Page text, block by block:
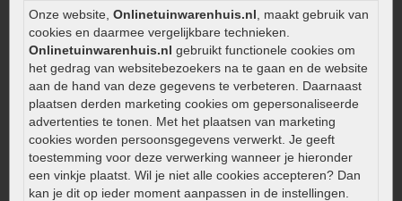
Onze website, Onlinetuinwarenhuis.nl , maakt gebruik van
cookies en daarmee vergelijkbare technieken.
Onlinetuinwarenhuis.nl gebruikt functionele cookies om
het gedrag van websitebezoekers na te gaan en de website
aan de hand van deze gegevens te verbeteren. Daarnaast
plaatsen derden marketing cookies om gepersonaliseerde
advertenties te tonen. Met het plaatsen van marketing
cookies worden persoonsgegevens verwerkt. Je geeft
toestemming voor deze verwerking wanneer je hieronder
een vinkje plaatst. Wil je niet alle cookies accepteren? Dan
kan je dit op ieder moment aanpassen in de instellingen.
Onderhoud van gebakken bestrating
Aanlegtips voor gebakken bestrating
Zelf een terras aanleggen
Kleine stadstuin inrichten
0320 – 219170
Kaapstanderweg 41
8243 RB Lelystad
info@onlinetuinwarenhuis.nl